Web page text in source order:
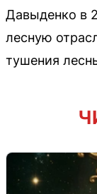
Давыденко в
лесную
тушения